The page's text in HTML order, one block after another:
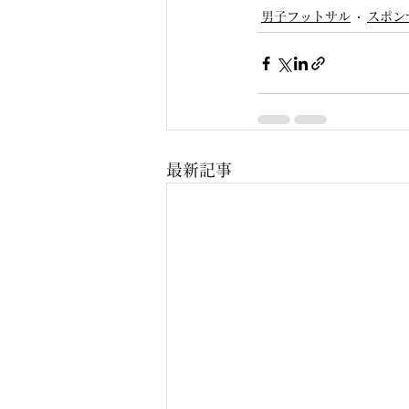
男子フットサル スポ
最新記事